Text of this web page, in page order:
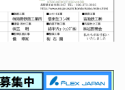
続きを読む
58号,イベン
ト,地域イベント,